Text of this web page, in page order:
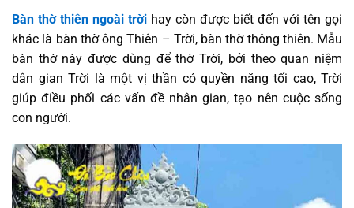
Bàn thờ thiên ngoài trời hay còn được biết đến với tên gọi
khác là bàn thờ ông Thiên – Trời, bàn thờ thông thiên. Mẫu
bàn thờ này được dùng để thờ Trời, bởi theo quan niệm
dân gian Trời là một vị thần có quyền năng tối cao, Trời
giúp điều phối các vấn đề nhân gian, tạo nên cuộc sống
con người.